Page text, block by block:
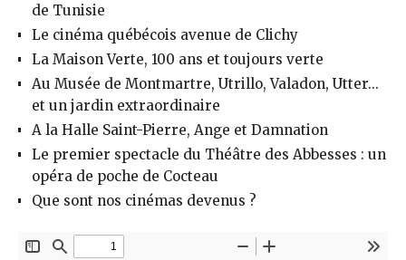
de Tunisie
Le cinéma québécois avenue de Clichy
La Maison Verte, 100 ans et toujours verte
Au Musée de Montmartre, Utrillo, Valadon, Utter...
et un jardin extraordinaire
A la Halle Saint-Pierre, Ange et Damnation
Le premier spectacle du Théâtre des Abbesses : un
opéra de poche de Cocteau
Que sont nos cinémas devenus ?